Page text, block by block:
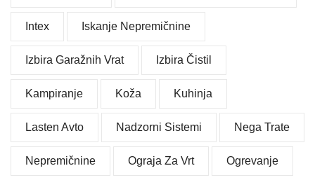
Intex Iskanje Nepremičnine
Izbira Garažnih Vrat Izbira Čistil
Kampiranje Koža Kuhinja
Lasten Avto Nadzorni Sistemi Nega Trate
Nepremičnine Ograja Za Vrt Ogrevanje